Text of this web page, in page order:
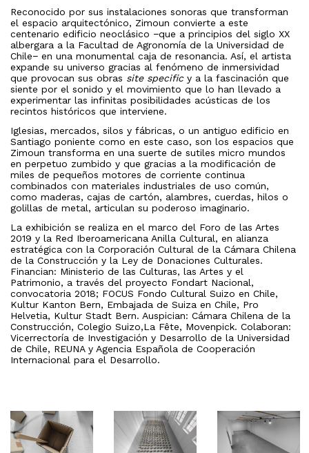
Reconocido por sus instalaciones sonoras que transforman
el espacio arquitectónico, Zimoun convierte a este
centenario edificio neoclásico −que a principios del siglo XX
albergara a la Facultad de Agronomía de la Universidad de
Chile− en una monumental caja de resonancia. Así, el artista
expande su universo gracias al fenómeno de inmersividad
que provocan sus obras site specificy a la fascinación que
siente por el sonido y el movimiento que lo han llevado a
experimentar las infinitas posibilidades acústicas de los
recintos históricos que interviene.
Iglesias, mercados, silos y fábricas, o un antiguo edificio en
Santiago poniente como en este caso, son los espacios que
Zimoun transforma en una suerte de sutiles micro mundos
en perpetuo zumbido y que gracias a la modificación de
miles de pequeños motores de corriente continua
combinados con materiales industriales de uso común,
como maderas, cajas de cartón, alambres, cuerdas, hilos o
golillas de metal, articulan su poderoso imaginario.
La exhibición se realiza en el marco del Foro de las Artes
2019 y la Red Iberoamericana Anilla Cultural, en alianza
estratégica con la Corporación Cultural de la Cámara Chilena
de la Construcción y la Ley de Donaciones Culturales.
Financian: Ministerio de las Culturas, las Artes y el
Patrimonio, a través del proyecto Fondart Nacional,
convocatoria 2018; FOCUS Fondo Cultural Suizo en Chile,
Kultur Kanton Bern, Embajada de Suiza en Chile, Pro
Helvetia, Kultur Stadt Bern. Auspician: Cámara Chilena de la
Construcción, Colegio Suizo,La Fête, Movenpick. Colaboran:
Vicerrectoría de Investigación y Desarrollo de la Universidad
de Chile, REUNA y Agencia Española de Cooperación
Internacional para el Desarrollo.